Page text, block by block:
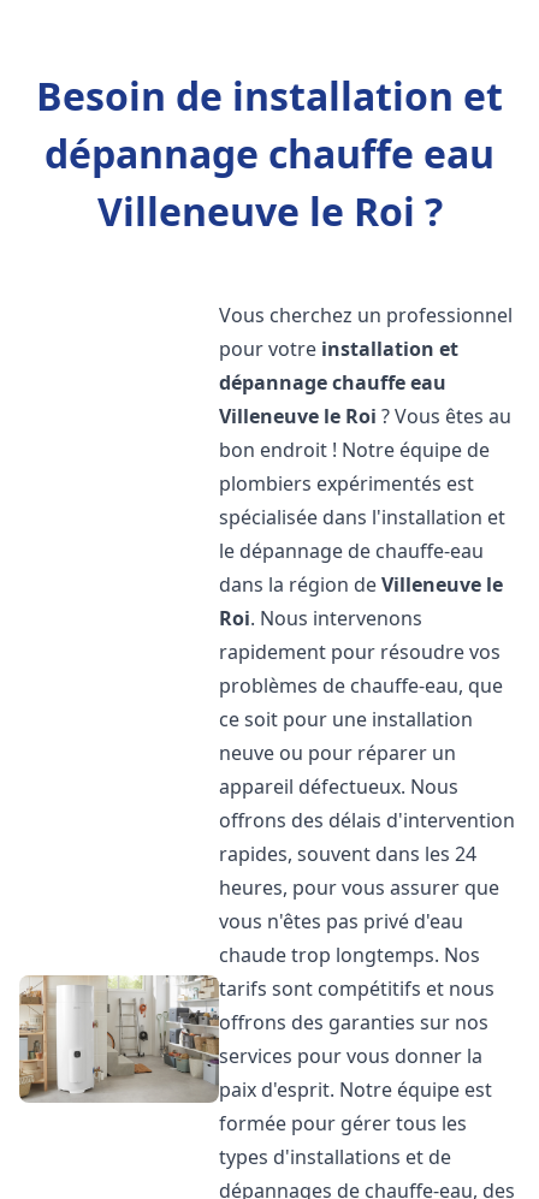
Besoin de installation et
dépannage chauffe eau
Villeneuve le Roi ?
Vous cherchez un professionnel
pour votre installation et
dépannage chauffe eau
Villeneuve le Roi ? Vous êtes au
bon endroit ! Notre équipe de
plombiers expérimentés est
spécialisée dans l'installation et
le dépannage de chauffe-eau
dans la région deVilleneuve le
Roi. Nous intervenons
rapidement pour résoudre vos
problèmes de chauffe-eau, que
ce soit pour une installation
neuve ou pour réparer un
appareil défectueux. Nous
offrons des délais d'intervention
rapides, souvent dans les 24
heures, pour vous assurer que
vous n'êtes pas privé d'eau
chaude trop longtemps. Nos
tarifs sont compétitifs et nous
offrons des garanties sur nos
services pour vous donner la
paix d'esprit. Notre équipe est
formée pour gérer tous les
types d'installations et de
dépannages de chauffe-eau, des